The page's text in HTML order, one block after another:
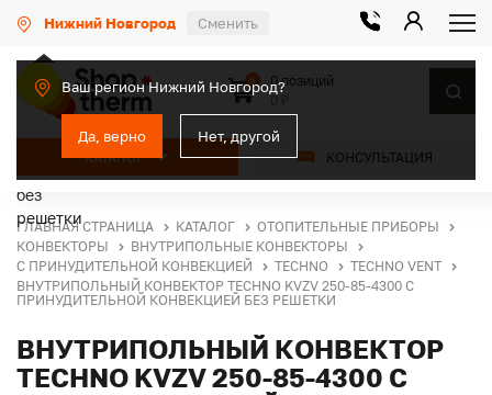
Нижний Новгород Сменить
Ваш регион Нижний Новгород?
Да, верно Нет, другой
КАТАЛОГ КОНСУЛЬТАЦИЯ
0
0 позиций
ГЛАВНАЯ СТРАНИЦА КАТАЛОГ
ОТОПИТЕЛЬНЫЕ ПРИБОРЫ
КОНВЕКТОРЫ
ВНУТРИПОЛЬНЫЕ КОНВЕКТОРЫ
С ПРИНУДИТЕЛЬНОЙ КОНВЕКЦИЕЙ
TECHNO
TECHNO VENT
ВНУТРИПОЛЬНЫЙ КОНВЕКТОР TECHNO KVZV 250-85-4300 С
ПРИНУДИТЕЛЬНОЙ КОНВЕКЦИЕЙ БЕЗ РЕШЕТКИ
ВНУТРИПОЛЬНЫЙ КОНВЕКТОР
TECHNO KVZV 250-85-4300 С